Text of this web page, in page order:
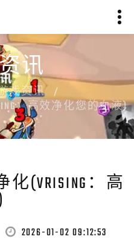
讯
戏资讯
：高效净化您的血液)
化(VRISING：高
2026-01-02 09:12:53